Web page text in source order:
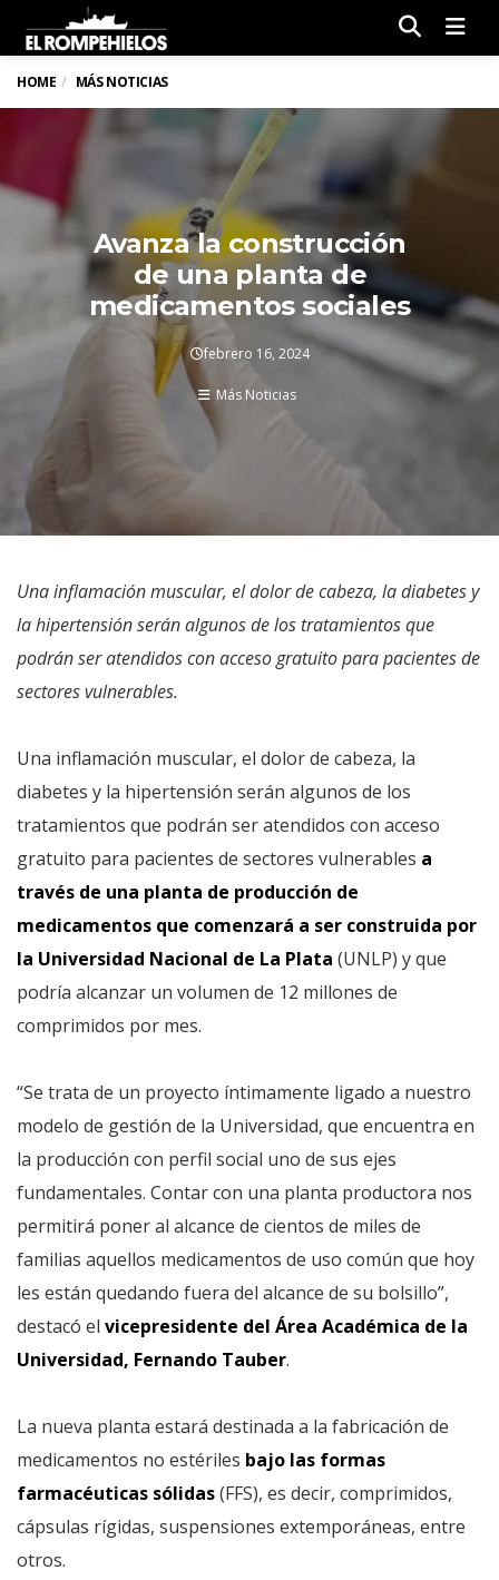
HOME MÁS NOTICIAS
Avanza la construcción
de una planta de
medicamentos sociales
febrero 16, 2024
Más Noticias
Una inflamación muscular, el dolor de cabeza, la diabetes y
la hipertensión serán algunos de los tratamientos que
podrán ser atendidos con acceso gratuito para pacientes de
sectores vulnerables.
Una inflamación muscular, el dolor de cabeza, la
diabetes y la hipertensión serán algunos de los
tratamientos que podrán ser atendidos con acceso
gratuito para pacientes de sectores vulnerables a
través de una planta de producción de
medicamentos que comenzará a ser construida por
la Universidad Nacional de La Plata (UNLP) y que
podría alcanzar un volumen de 12 millones de
comprimidos por mes.
“Se trata de un proyecto íntimamente ligado a nuestro
modelo de gestión de la Universidad, que encuentra en
la producción con perfil social uno de sus ejes
fundamentales. Contar con una planta productora nos
permitirá poner al alcance de cientos de miles de
familias aquellos medicamentos de uso común que hoy
les están quedando fuera del alcance de su bolsillo”,
destacó el vicepresidente del Área Académica de la
Universidad, Fernando Tauber.
La nueva planta estará destinada a la fabricación de
medicamentos no estériles bajo las formas
farmacéuticas sólidas(FFS), es decir, comprimidos,
cápsulas rígidas, suspensiones extemporáneas, entre
otros.